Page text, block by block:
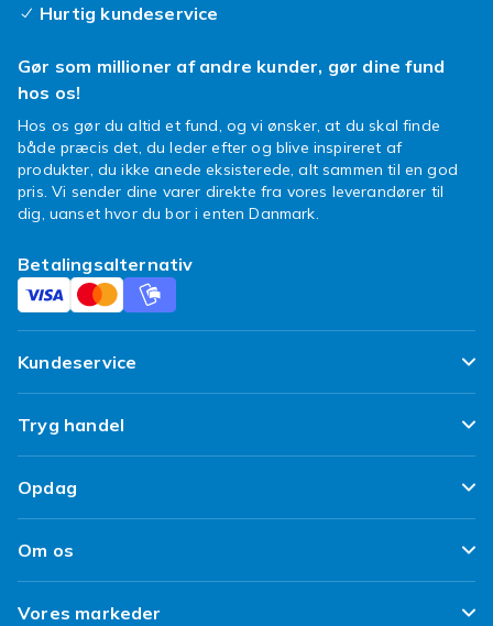
Hurtig kundeservice
Gør som millioner af andre kunder, gør dine fund
hos os!
Hos os gør du altid et fund, og vi ønsker, at du skal finde
både præcis det, du leder efter og blive inspireret af
produkter, du ikke anede eksisterede, alt sammen til en god
pris. Vi sender dine varer direkte fra vores leverandører til
dig, uanset hvor du bor i enten Danmark.
Betalingsalternativ
Kundeservice
Ofte stillede spørgsmål
Spor min pakke
Levering
Fortryd & returner her
Tryg handel
Tilfredshedsgaranti
Kundeanmeldelser
Brukt/ Refurbished
Opdag
Top 100 fund
Design dit eget tøj
Om os
Klimaarbejde
Vores markeder